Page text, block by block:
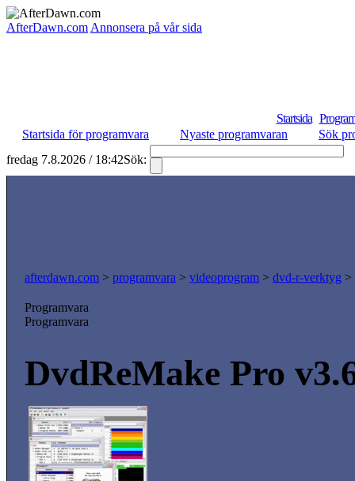
AfterDawn.com Annonsera på vår sida
Startsida
Startsida för programvara
Nyaste programvaran
Sök
fredag 7.8.2026 / 18:42Sök:
afterdawn.com > programvara > videoprogram > dvd-r-verktyg >
Programvara
Programvara
DvdReMake Pro